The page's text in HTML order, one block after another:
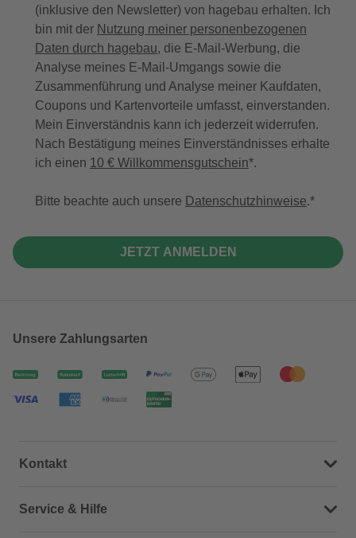
(inklusive den Newsletter) von hagebau erhalten. Ich
bin mit der Nutzung meiner personenbezogenen
Daten durch hagebau, die E-Mail-Werbung, die
Analyse meines E-Mail-Umgangs sowie die
Zusammenführung und Analyse meiner Kaufdaten,
Coupons und Kartenvorteile umfasst, einverstanden.
Mein Einverständnis kann ich jederzeit widerrufen.
Nach Bestätigung meines Einverständnisses erhalte
ich einen 10 € Willkommensgutschein*.
Bitte beachte auch unsere Datenschutzhinweise.
JETZT ANMELDEN
Unsere Zahlungsarten
Kontakt
Dein Kontakt zu uns
Service & Hilfe